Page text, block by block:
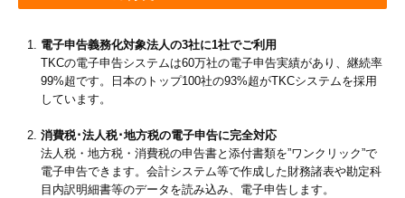
電子申告義務化対象法人の3社に1社でご利用
TKCの電子申告システムは60万社の電子申告実績があり、継続率
99%超です。日本のトップ100社の93%超がTKCシステムを採用
しています。
消費税･法人税･地方税の電子申告に完全対応
法人税・地方税・消費税の申告書と添付書類を”ワンクリック”で
電子申告できます。会計システム等で作成した財務諸表や勘定科
目内訳明細書等のデータを読み込み、電子申告します。